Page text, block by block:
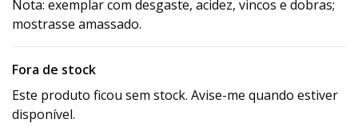
Nota: exemplar com desgaste, acidez, vincos e dobras;
mostrasse amassado.
Fora de stock
Este produto ficou sem stock. Avise-me quando estiver
disponível.